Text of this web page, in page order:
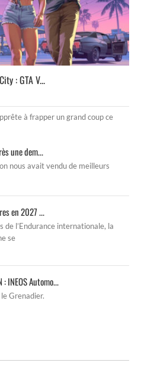
: GTA V...
à frapper un grand coup ce
une dem...
nous avait vendu de meilleurs
en 2027 ...
de l’Endurance internationale, la
se
: INEOS Automo...
Grenadier.